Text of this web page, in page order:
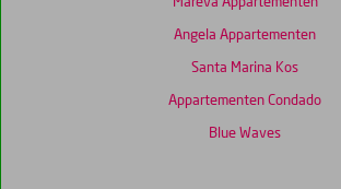
Angela Appartementen
Santa Marina Kos
Appartementen Condado
Blue Waves